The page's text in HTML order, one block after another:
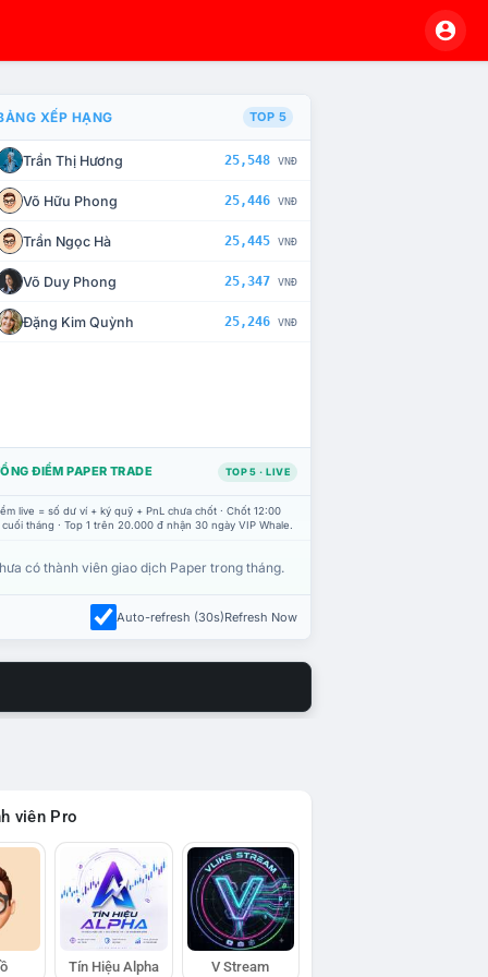
CHẾ TÀI XỬ LÝ VI PHẠM
XẾP HẠNG TOP 5
Trần Thị Hương 25,548 VNĐ
Võ Hữu Phong 25,446 VNĐ
Trần Ngọc Hà 25,445 VNĐ
Võ Duy Phong 25,347 VNĐ
Đặng Kim Quỳnh 25,246 VNĐ
ĐIỂM PAPER TRADE TOP 5 · LIVE
live = số dư ví + ký quỹ + PnL chưa chốt · Chốt 12:00
tháng · Top 1 trên 20.000 đ nhận 30 ngày VIP Whale.
có thành viên giao dịch Paper trong tháng.
Auto-refresh (30s)Refresh Now
viên Pro
Tín Hiệu Alpha V Stream